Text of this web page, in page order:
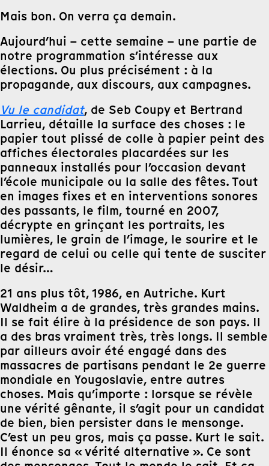
Mais bon. On verra ça demain.
Aujourd’hui – cette semaine – une partie de
notre programmation s’intéresse aux
élections. Ou plus précisément : à la
propagande, aux discours, aux campagnes.
Vu le candidat, de Seb Coupy et Bertrand
Larrieu, détaille la surface des choses : le
papier tout plissé de colle à papier peint des
affiches électorales placardées sur les
panneaux installés pour l’occasion devant
l’école municipale ou la salle des fêtes. Tout
en images fixes et en interventions sonores
des passants, le film, tourné en 2007,
décrypte en grinçant les portraits, les
lumières, le grain de l’image, le sourire et le
regard de celui ou celle qui tente de susciter
le désir…
21 ans plus tôt, 1986, en Autriche. Kurt
Waldheim a de grandes, très grandes mains.
Il se fait élire à la présidence de son pays. Il
a des bras vraiment très, très longs. Il semble
par ailleurs avoir été engagé dans des
massacres de partisans pendant le 2e guerre
mondiale en Yougoslavie, entre autres
choses. Mais qu’importe : lorsque se révèle
une vérité gênante, il s’agit pour un candidat
de bien, bien persister dans le mensonge.
C’est un peu gros, mais ça passe. Kurt le sait.
Il énonce sa « vérité alternative ». Ce sont